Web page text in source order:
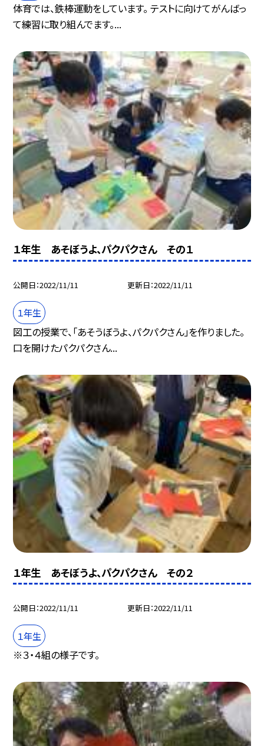
体育では、鉄棒運動をしています。 テストに向けてがんばっ
て練習に取り組んでます。...
１年生 あそぼうよ、パクパクさん その１
公開日 2022/11/11 更新日 2022/11/11
１年生
図工の授業で、「あそうぼうよ、パクパクさん」を作りました。
口を開けたパクパクさん...
１年生 あそぼうよ、パクパクさん その２
公開日 2022/11/11 更新日 2022/11/11
１年生
※３・４組の様子です。